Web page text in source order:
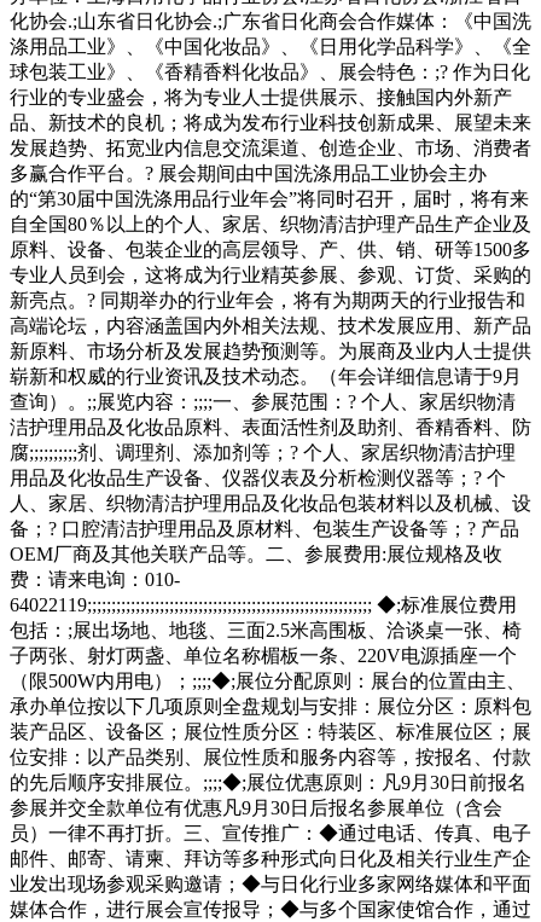
化协会.;山东省日化协会.;广东省日化商会合作媒体：《中国洗
涤用品工业》、《中国化妆品》、《日用化学品科学》、《全
球包装工业》、《香精香料化妆品》、展会特色：;? 作为日化
行业的专业盛会，将为专业人士提供展示、接触国内外新产
品、新技术的良机；将成为发布行业科技创新成果、展望未来
发展趋势、拓宽业内信息交流渠道、创造企业、市场、消费者
多赢合作平台。? 展会期间由中国洗涤用品工业协会主办
的“第30届中国洗涤用品行业年会”将同时召开，届时，将有来
自全国80％以上的个人、家居、织物清洁护理产品生产企业及
原料、设备、包装企业的高层领导、产、供、销、研等1500多
专业人员到会，这将成为行业精英参展、参观、订货、采购的
新亮点。? 同期举办的行业年会，将有为期两天的行业报告和
高端论坛，内容涵盖国内外相关法规、技术发展应用、新产品
新原料、市场分析及发展趋势预测等。为展商及业内人士提供
崭新和权威的行业资讯及技术动态。（年会详细信息请于9月
查询）。;;展览内容：;;;;一、参展范围：? 个人、家居织物清
洁护理用品及化妆品原料、表面活性剂及助剂、香精香料、防
腐;;;;;;;;;;剂、调理剂、添加剂等；? 个人、家居织物清洁护理
用品及化妆品生产设备、仪器仪表及分析检测仪器等；? 个
人、家居、织物清洁护理用品及化妆品包装材料以及机械、设
备；? 口腔清洁护理用品及原材料、包装生产设备等；? 产品
OEM厂商及其他关联产品等。二、参展费用:展位规格及收
费：请来电询：010-
64022119;;;;;;;;;;;;;;;;;;;;;;;;;;;;;;;;;;;;;;;;;;;;;;;;;;;;;;;;;;; ◆;标准展位费用
包括：;展出场地、地毯、三面2.5米高围板、洽谈桌一张、椅
子两张、射灯两盏、单位名称楣板一条、220V电源插座一个
（限500W内用电）；;;;;◆;展位分配原则：展台的位置由主、
承办单位按以下几项原则全盘规划与安排：展位分区：原料包
装产品区、设备区；展位性质分区：特装区、标准展位区；展
位安排：以产品类别、展位性质和服务内容等，按报名、付款
的先后顺序安排展位。;;;;◆;展位优惠原则：凡9月30日前报名
参展并交全款单位有优惠凡9月30日后报名参展单位（含会
员）一律不再打折。三、宣传推广：◆通过电话、传真、电子
邮件、邮寄、请柬、拜访等多种形式向日化及相关行业生产企
业发出现场参观采购邀请；◆与日化行业多家网络媒体和平面
媒体合作，进行展会宣传报导；◆与多个国家使馆合作，通过